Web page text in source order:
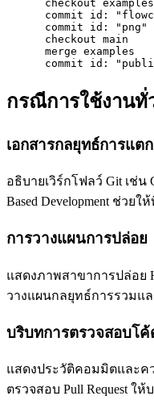
      checkout examples
commit id:
      commit id: "png"
      checkout main
      merge examples
commit id:
กรณีการใช้งานทั่
เอกสารกลยุทธ์การแต
อธิบายเวิร์กโฟลว์ Git เช่น
Based Development ช่วย
การวางแผนการปล่อย
แสดงภาพสาขาการปล่อย
วางแผนกลยุทธ์การรวมแ
บริบทการตรวจสอบโค้
แสดงประวัติคอมมิตและค
ตรวจสอบ Pull Request ใ